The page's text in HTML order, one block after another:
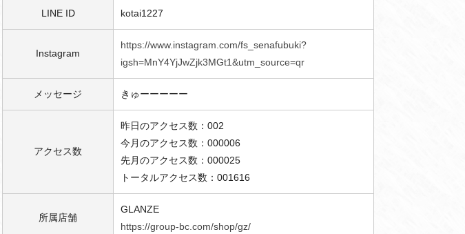
LINE ID kotai1227
Instagram
https://www.instagram.com/fs_senafubuki?
igsh=MnY4YjJwZjk3MGt1&utm_source=qr
メッセージ きゅーーーーー
アクセス数
昨日のアクセス数：002
今月のアクセス数：000006
先月のアクセス数：000025
トータルアクセス数：001616
所属店舗
GLANZE
https://group-bc.com/shop/gz/